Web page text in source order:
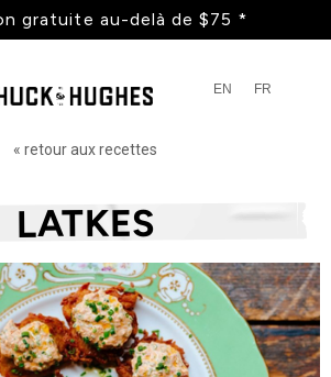
gratuite au-delà de $75 *
EN FR
« retour aux recettes
LATKES